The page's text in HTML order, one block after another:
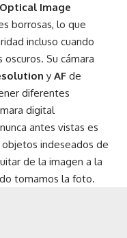
Optical Image
borrosas, lo que
incluso cuando
Su cámara
y AF de
diferentes
digital
antes vistas es
indeseados de
de la imagen a la
tomamos la foto.